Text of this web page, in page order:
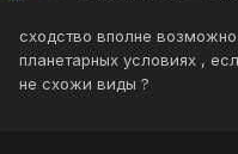
сходство вполне
планетарных условиях ,
не схожи виды ?